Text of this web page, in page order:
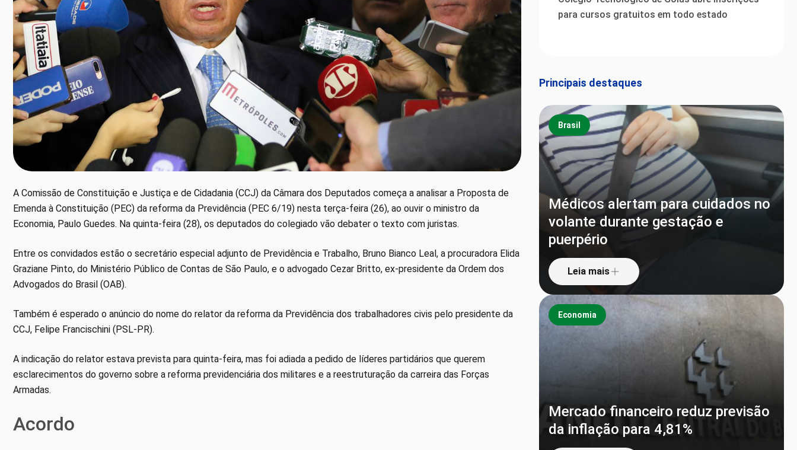
A Comissão de Constituição e Justiça e de Cidadania (CCJ) da Câmara dos Deputados começa a analisar a Proposta de
Emenda à Constituição (PEC) da reforma da Previdência (PEC 6/19) nesta terça-feira (26), ao ouvir o ministro da
Economia, Paulo Guedes. Na quinta-feira (28), os deputados do colegiado vão debater o texto com juristas.
Entre os convidados estão o secretário especial adjunto de Previdência e Trabalho, Bruno Bianco Leal, a procuradora Elida
Graziane Pinto, do Ministério Público de Contas de São Paulo, e o advogado Cezar Britto, ex-presidente da Ordem dos
Advogados do Brasil (OAB).
Também é esperado o anúncio do nome do relator da reforma da Previdência dos trabalhadores civis pelo presidente da
CCJ, Felipe Francischini (PSL-PR).
A indicação do relator estava prevista para quinta-feira, mas foi adiada a pedido de líderes partidários que querem
esclarecimentos do governo sobre a reforma previdenciária dos militares e a reestruturação da carreira das Forças
Armadas.
Acordo
para cursos gratuitos em todo estado
Principais destaques
Brasil
Médicos alertam para cuidados no
volante durante gestação e
puerpério
Leia mais
Economia
Mercado financeiro reduz previsão
da inflação para 4,81%